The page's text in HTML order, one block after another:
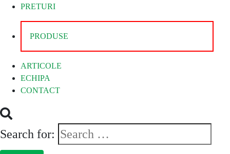
PRETURI
PRODUSE
ARTICOLE
ECHIPA
CONTACT
Search for: